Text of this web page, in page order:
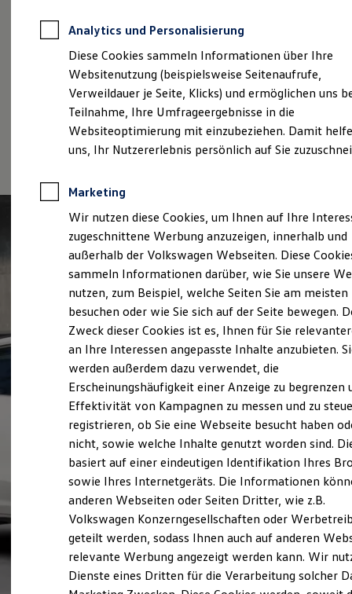
Autokredit mit Schlussrate
Versicherungen und Garantien
Kfz-Versicherung
Restschuldversicherungen
Garantien
Wartungsverträge
Geschäftskunden
Professional Class bei Volkswagen
Großkunden
Behörden
Anpfiff zum Gewinn
Elektroautos
ID. Tutorials
Elektrofahrzeugkonzepte
Reichweite
Reichweite der ID. Modelle
Reichweite im Winter
Laden
Laden unterwegs
Laden Zuhause
Ladezeitensimulator
Batterie
Sicherheit
Garantie und Lebensdauer
Nachhaltigkeit
Technologie
Kosten und Kauf
Verbrauchskosten
Kaufoptionen
E-Auto-Förderung
Software und Konnektivität
Die ID. Software 6
ID. Software Versionen und Updates
Digitale Extras
Schnittstellen zu Ihrem ID.
Impressum & Rechtliches )
Analytics und Personalisierung
Diese Cookies sammeln Informationen über Ihre
Websitenutzung (beispielsweise Seitenaufrufe,
Verweildauer je Seite, Klicks) und ermöglichen uns
Teilnahme, Ihre Umfrageergebnisse in die
Websiteoptimierung mit einzubeziehen. Damit
uns, Ihr Nutzererlebnis persönlich auf Sie
Marketing
Wir nutzen diese Cookies, um Ihnen auf Ihre
zugeschnittene Werbung anzuzeigen, innerhalb und
außerhalb der Volkswagen Webseiten. Diese
sammeln Informationen darüber, wie Sie unsere
nutzen, zum Beispiel, welche Seiten Sie am meisten
besuchen oder wie Sie sich auf der Seite bewegen.
Zweck dieser Cookies ist es, Ihnen für Sie
an Ihre Interessen angepasste Inhalte anzubieten.
werden außerdem dazu verwendet, die
Erscheinungshäufigkeit einer Anzeige zu begrenzen
Effektivität von Kampagnen zu messen und zu
registrieren, ob Sie eine Webseite besucht haben
nicht, sowie welche Inhalte genutzt worden sind.
basiert auf einer eindeutigen Identifikation Ihres
sowie Ihres Internetgeräts. Die Informationen
anderen Webseiten oder Seiten Dritter, wie z.B.
Volkswagen Konzerngesellschaften oder
geteilt werden, sodass Ihnen auch auf anderen
relevante Werbung angezeigt werden kann. Wir
Dienste eines Dritten für die Verarbeitung solcher